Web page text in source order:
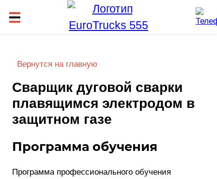
Вернутся на главную
Сварщик дуговой сварки
плавящимся электродом в
защитном газе
Программа обучения
Программа профессионального обучения